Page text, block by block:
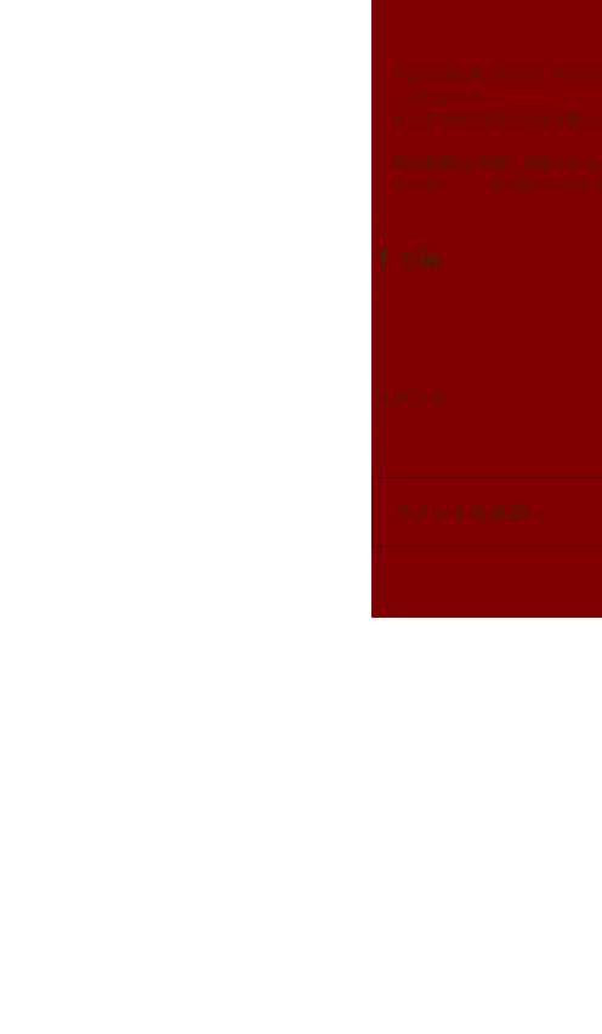
下まつげも浮いていて、マス
ことによって
メイクもやりやすくなると思い
朝の貴重なお時間、時短でき
クーポン	まつげパー
コメント
コメントを追加…